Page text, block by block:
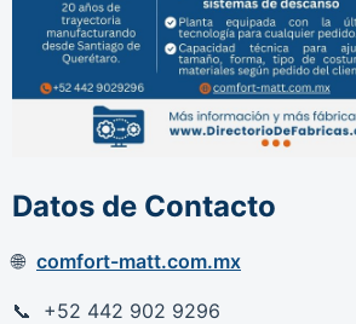
Datos de Contacto
comfort-matt.com.mx
+52 442 902 9296